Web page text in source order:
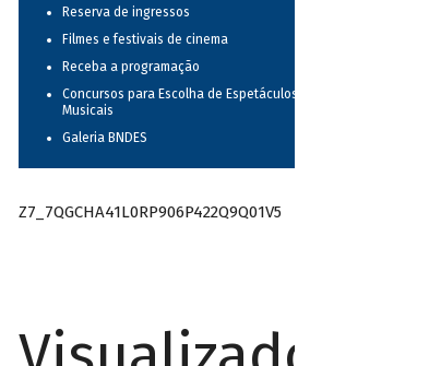
Reserva de ingressos
Filmes e festivais de cinema
Receba a programação
Concursos para Escolha de Espetáculos
Musicais
Galeria BNDES
Z7_7QGCHA41L0RP906P422Q9Q01V5